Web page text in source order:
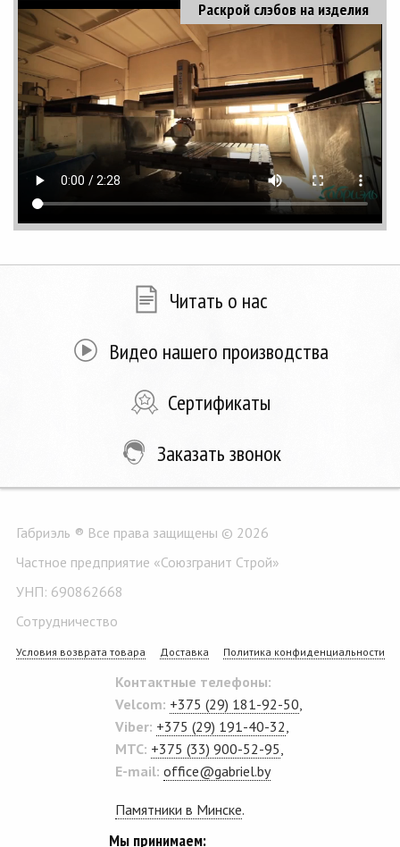
Раскрой слэбов на изделия
Читать о нас
Видео нашего производства
Сертификаты
Заказать звонок
Габриэль ® Все права защищены © 2026
Частное предприятие «Союзгранит Строй»
УНП: 690862668
Сотрудничество
Условия возврата товара Доставка Политика конфиденциальности
Контактные телефоны:
Velcom: +375 (29) 181-92-50
Viber: +375 (29) 191-40-32
MTC: +375 (33) 900-52-95
E-mail: office@gabriel.by
Памятники в Минске.
Мы принимаем: